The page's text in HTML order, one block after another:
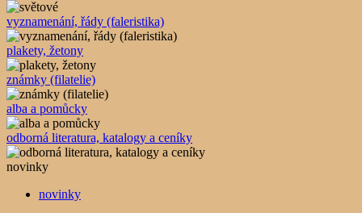
vyznamenání, řády (faleristika)
plakety, žetony
známky (filatelie)
alba a pomůcky
odborná literatura, katalogy a ceníky
novinky
novinky